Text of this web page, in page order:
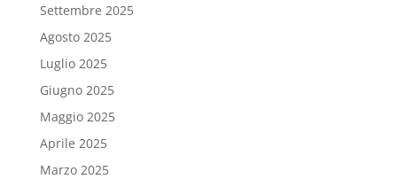
Settembre 2025
Agosto 2025
Luglio 2025
Giugno 2025
Maggio 2025
Aprile 2025
Marzo 2025